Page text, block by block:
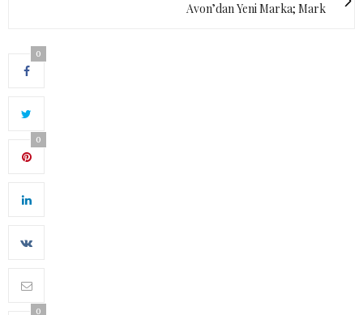
Avon’dan Yeni Marka; Mark
0
0
0